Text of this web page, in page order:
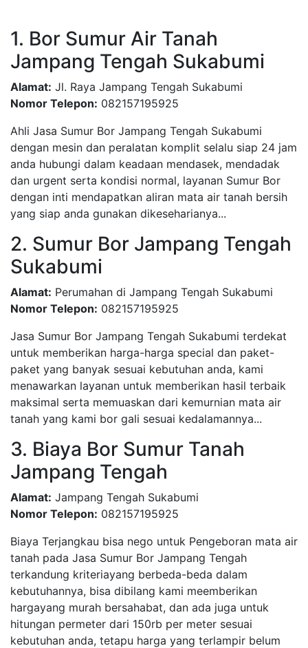
1. Bor Sumur Air Tanah
Jampang Tengah Sukabumi
Alamat: Jl. Raya Jampang Tengah Sukabumi
Nomor Telepon: 082157195925
Ahli Jasa Sumur Bor Jampang Tengah Sukabumi
dengan mesin dan peralatan komplit selalu siap 24 jam
anda hubungi dalam keadaan mendasek, mendadak
dan urgent serta kondisi normal, layanan Sumur Bor
dengan inti mendapatkan aliran mata air tanah bersih
yang siap anda gunakan dikeseharianya...
2. Sumur Bor Jampang Tengah
Sukabumi
Alamat: Perumahan di Jampang Tengah Sukabumi
Nomor Telepon: 082157195925
Jasa Sumur Bor Jampang Tengah Sukabumi terdekat
untuk memberikan harga-harga special dan paket-
paket yang banyak sesuai kebutuhan anda, kami
menawarkan layanan untuk memberikan hasil terbaik
maksimal serta memuaskan dari kemurnian mata air
tanah yang kami bor gali sesuai kedalamannya...
3. Biaya Bor Sumur Tanah
Jampang Tengah
Alamat: Jampang Tengah Sukabumi
Nomor Telepon: 082157195925
Biaya Terjangkau bisa nego untuk Pengeboran mata air
tanah pada Jasa Sumur Bor Jampang Tengah
terkandung kriteriayang berbeda-beda dalam
kebutuhannya, bisa dibilang kami meemberikan
hargayang murah bersahabat, dan ada juga untuk
hitungan permeter dari 150rb per meter sesuai
kebutuhan anda, tetapu harga yang terlampir belum